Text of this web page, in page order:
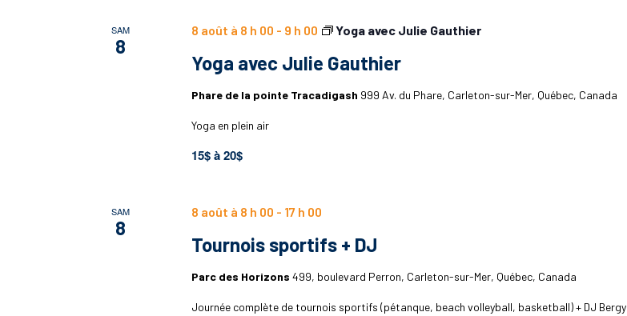
SAM
8
Yoga avec Julie Gauthier
8 août à 8 h 00 - 9 h 00 Yoga avec Julie Gauthier
Phare de la pointe Tracadigash 999 Av. du Phare, Carleton-sur-Mer, Québec, Canada
Yoga en plein air
15$ à 20$
SAM
8
Tournois sportifs + DJ
8 août à 8 h 00 - 17 h 00
Parc des Horizons499, boulevard Perron, Carleton-sur-Mer, Québec, Canada
Journée complète de tournois sportifs (pétanque, beach volleyball, basketball) + DJ Bergy